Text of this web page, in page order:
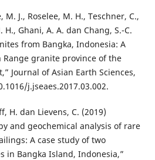
M. J., Roselee, M. H., Teschner, C.,
H., Ghani, A. A. dan Chang, S.-C.
from Bangka, Indonesia: A
granite province of the
Journal of Asian Earth Sciences,
j.jseaes.2017.03.002.
H. dan Lievens, C. (2019)
and geochemical analysis of rare
A case study of two
in Bangka Island, Indonesia,”